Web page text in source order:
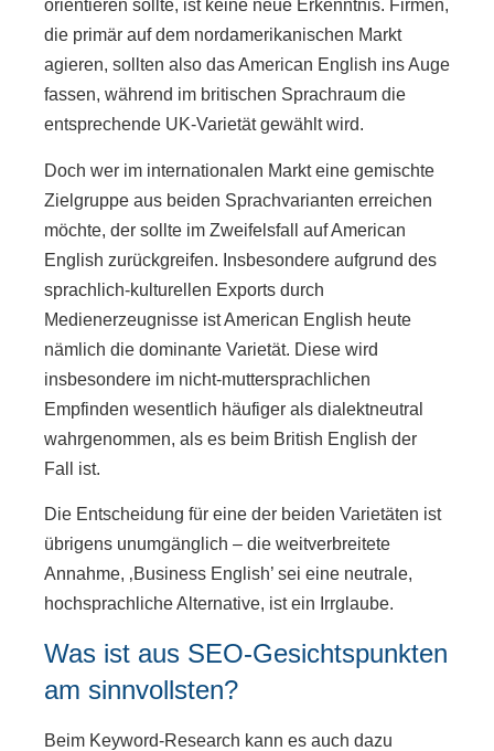
orientieren sollte, ist keine neue Erkenntnis. Firmen,
die primär auf dem nordamerikanischen Markt
agieren, sollten also das American English ins Auge
fassen, während im britischen Sprachraum die
entsprechende UK-Varietät gewählt wird.
Doch wer im internationalen Markt eine gemischte
Zielgruppe aus beiden Sprachvarianten erreichen
möchte, der sollte im Zweifelsfall auf American
English zurückgreifen. Insbesondere aufgrund des
sprachlich-kulturellen Exports durch
Medienerzeugnisse ist American English heute
nämlich die dominante Varietät. Diese wird
insbesondere im nicht-muttersprachlichen
Empfinden wesentlich häufiger als dialektneutral
wahrgenommen, als es beim British English der
Fall ist.
Die Entscheidung für eine der beiden Varietäten ist
übrigens unumgänglich – die weitverbreitete
Annahme, ‚Business English’ sei eine neutrale,
hochsprachliche Alternative, ist ein Irrglaube.
Was ist aus SEO-Gesichtspunkten
am sinnvollsten?
Beim Keyword-Research kann es auch dazu